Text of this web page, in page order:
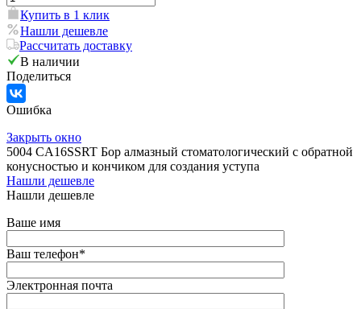
Купить в 1 клик
Нашли дешевле
Рассчитать доставку
В наличии
Поделиться
Ошибка
Закрыть окно
5004 CA16SSRT Бор алмазный стоматологический с обратной
конусностью и кончиком для создания уступа
Нашли дешевле
Нашли дешевле
Ваше имя
Ваш телефон*
Электронная почта